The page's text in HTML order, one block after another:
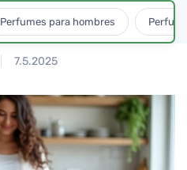
Perfumes para hombres
7.5.2025